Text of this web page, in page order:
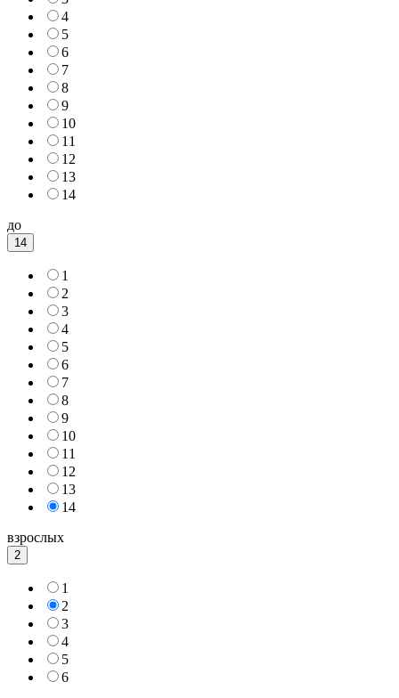
4
5
6
7
8
9
10
11
12
13
14
до
14
1
2
3
4
5
6
7
8
9
10
11
12
13
14
взрослых
2
1
2
3
4
5
6